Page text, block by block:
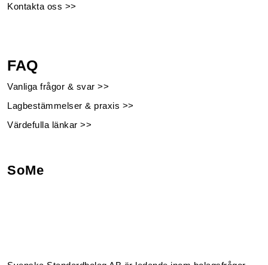
Kontakta oss >>
FAQ
Vanliga frågor & svar >>
Lagbestämmelser & praxis >>
Värdefulla länkar >>
SoMe